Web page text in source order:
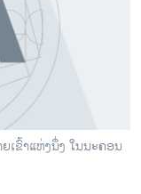
ເຂົ້າແຫ່ງນຶ່ງ ໃນນະຄອນ